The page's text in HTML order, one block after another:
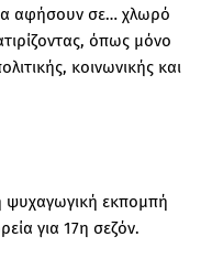
αφήσουν σε… χλωρό
όπως μόνο
κοινωνικής και
ψυχαγωγική εκπομπή
για 17η σεζόν.